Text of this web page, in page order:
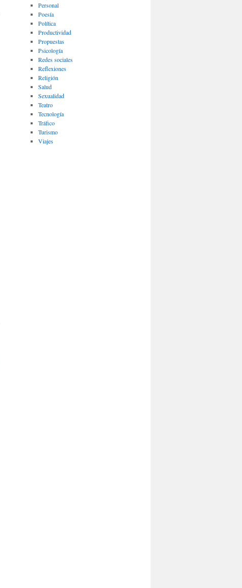
Personal
Poesía
Política
Productividad
Propuestas
Psicología
Redes sociales
Reflexiones
Religión
Salud
Sexualidad
Teatro
Tecnología
Tráfico
Turismo
Viajes